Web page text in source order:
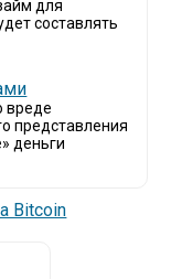
для
составлять
вреде
представления
деньги